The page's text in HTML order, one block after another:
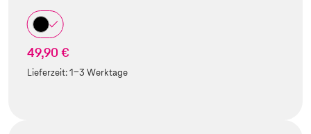
49,90 €
Lieferzeit:1-3 Werktage